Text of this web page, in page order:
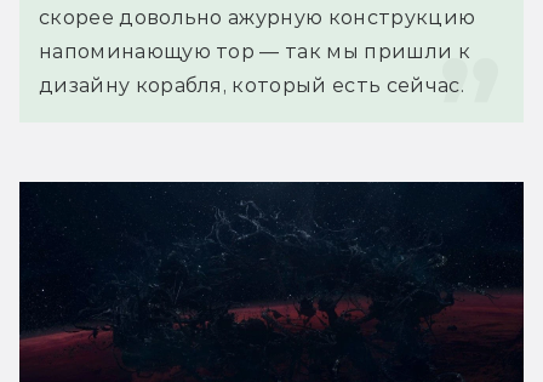
скорее довольно ажурную конструкцию
напоминающую тор — так мы пришли к
дизайну корабля, который есть сейчас.